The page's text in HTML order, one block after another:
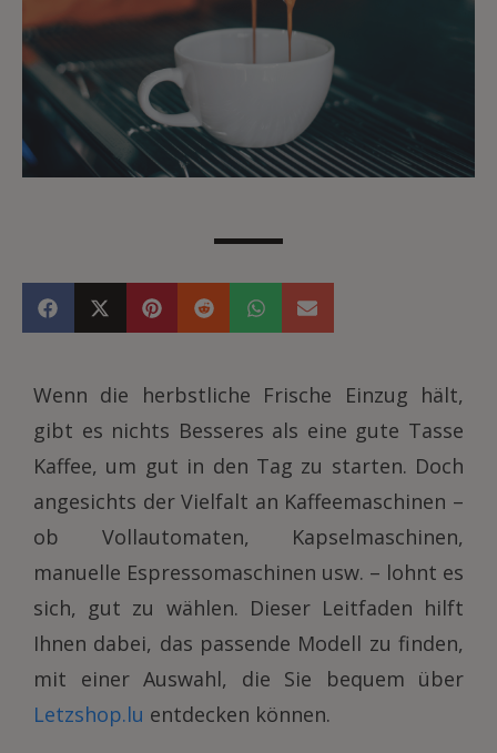
Wenn die herbstliche Frische Einzug hält,
gibt es nichts Besseres als eine gute Tasse
Kaffee, um gut in den Tag zu starten. Doch
angesichts der Vielfalt an Kaffeemaschinen –
ob Vollautomaten, Kapselmaschinen,
manuelle Espressomaschinen usw. – lohnt es
sich, gut zu wählen. Dieser Leitfaden hilft
Ihnen dabei, das passende Modell zu finden,
mit einer Auswahl, die Sie bequem über
Letzshop.lu entdecken können.